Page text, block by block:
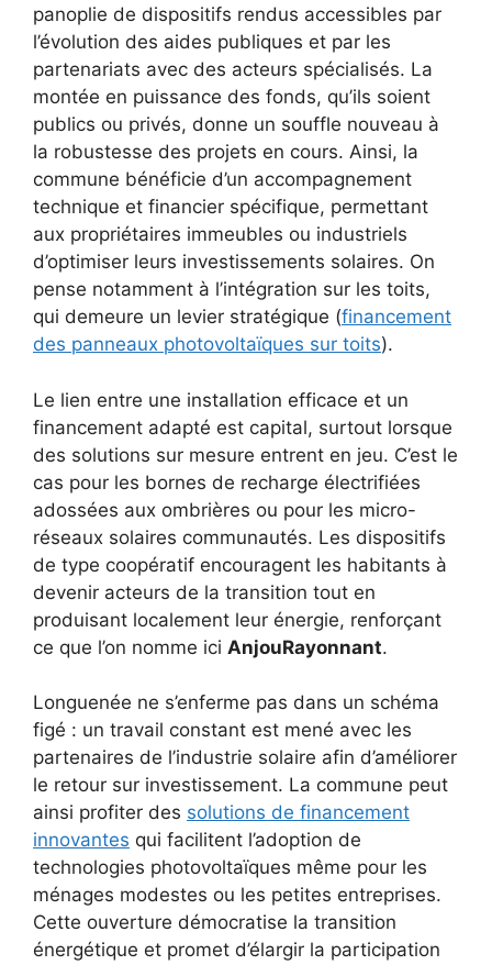
panoplie de dispositifs rendus accessibles par
l’évolution des aides publiques et par les
partenariats avec des acteurs spécialisés. La
montée en puissance des fonds, qu’ils soient
publics ou privés, donne un souffle nouveau à
la robustesse des projets en cours. Ainsi, la
commune bénéficie d’un accompagnement
technique et financier spécifique, permettant
aux propriétaires immeubles ou industriels
d’optimiser leurs investissements solaires. On
pense notamment à l’intégration sur les toits,
qui demeure un levier stratégique (financement
des panneaux photovoltaïques sur toits).
Le lien entre une installation efficace et un
financement adapté est capital, surtout lorsque
des solutions sur mesure entrent en jeu. C’est le
cas pour les bornes de recharge électrifiées
adossées aux ombrières ou pour les micro-
réseaux solaires communautés. Les dispositifs
de type coopératif encouragent les habitants à
devenir acteurs de la transition tout en
produisant localement leur énergie, renforçant
ce que l’on nomme ici AnjouRayonnant.
Longuenée ne s’enferme pas dans un schéma
figé : un travail constant est mené avec les
partenaires de l’industrie solaire afin d’améliorer
le retour sur investissement. La commune peut
ainsi profiter des solutions de financement
innovantes qui facilitent l’adoption de
technologies photovoltaïques même pour les
ménages modestes ou les petites entreprises.
Cette ouverture démocratise la transition
énergétique et promet d’élargir la participation